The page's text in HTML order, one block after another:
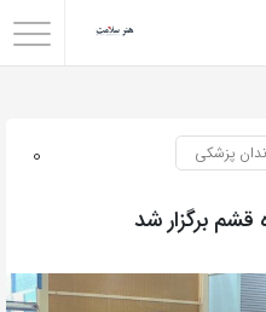
0 پزشکی
برگزار شد